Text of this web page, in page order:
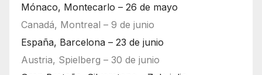
Mónaco, Montecarlo – 26 de mayo
Canadá, Montreal – 9 de junio
España, Barcelona – 23 de junio
Austria, Spielberg – 30 de junio